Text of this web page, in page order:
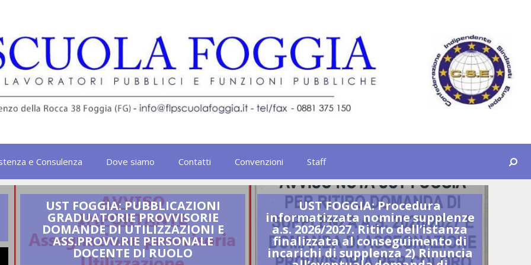
e Consulenza Dove siamo Contatti Convenzioni Staff Cerca
UST FOGGIA: PUBBLICAZIONI
GRADUATORIE PROVVISORIE
DOMANDE DI UTILIZZAZIONI E
ASS.PROVV.RIE PERSONALE
DOCENTE DI RUOLO
UST FOGGIA: Procedura
informatizzata nomine supplenze
a.s. 2026/2027. Ritiro dell’istanza
finalizzata al conseguimento di
incarichi di supplenza 2) Rinuncia